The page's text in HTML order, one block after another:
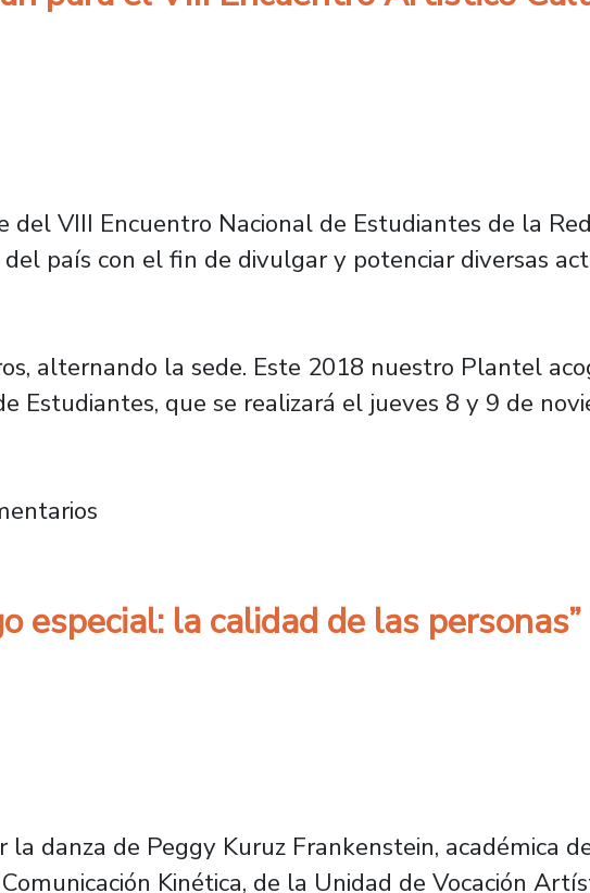
del VIII Encuentro Nacional de Estudiantes de la
país con el fin de divulgar y potenciar diversas
alternando la sede. Este 2018 nuestro Plantel
Estudiantes, que se realizará el jueves 8 y 9 de
para el VIII Encuentro Artístico Cultural
especial: la calidad de las personas”
danza de Peggy Kuruz Frankenstein, académica
Kinética, de la Unidad de Vocación